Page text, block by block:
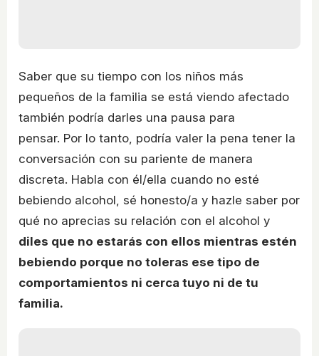
Saber que su tiempo con los niños más
pequeños de la familia se está viendo afectado
también podría darles una pausa para
pensar. Por lo tanto, podría valer la pena tener la
conversación con su pariente de manera
discreta. Habla con él/ella cuando no esté
bebiendo alcohol, sé honesto/a y hazle saber por
qué no aprecias su relación con el alcohol y
diles que no estarás con ellos mientras estén
bebiendo porque no toleras ese tipo de
comportamientos ni cerca tuyo ni de tu
familia.